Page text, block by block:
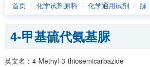
首页 化学试剂原料 化学通用试剂 脲
4-甲基硫代氨基脲
英文名：4-Methyl-3-thiosemicarbazide